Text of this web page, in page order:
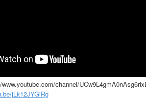
channel/
jLk12JYGiRg